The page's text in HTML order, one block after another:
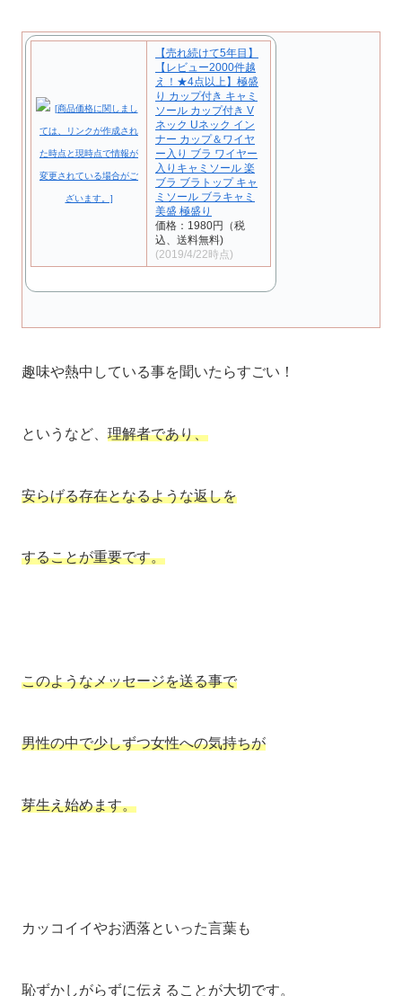
【売れ続けて5年目】
【レビュー2000件越
え！★4点以上】極盛
り カップ付き キャミ
ソール カップ付き V
ネック Uネック イン
ナー カップ＆ワイヤ
ー入り ブラ ワイヤー
入りキャミソール 楽
ブラ ブラトップ キャ
ミソール ブラキャミ
美盛 極盛り
価格：1980円（税
込、送料無料)
(2019/4/22時点)
趣味や熱中している事を聞いたらすごい！
というなど、 理解者であり、
安らげる存在となるような返しを
することが重要です。
このようなメッセージを送る事で
男性の中で少しずつ女性への気持ちが
芽生え始めます。
カッコイイやお洒落といった言葉も
恥ずかしがらずに伝えることが大切です。